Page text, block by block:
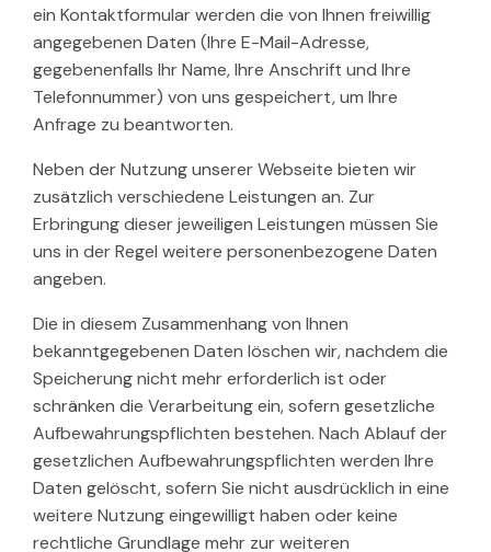
ein Kontaktformular werden die von Ihnen freiwillig
angegebenen Daten (Ihre E-Mail-Adresse,
gegebenenfalls Ihr Name, Ihre Anschrift und Ihre
Telefonnummer) von uns gespeichert, um Ihre
Anfrage zu beantworten.
Neben der Nutzung unserer Webseite bieten wir
zusätzlich verschiedene Leistungen an. Zur
Erbringung dieser jeweiligen Leistungen müssen Sie
uns in der Regel weitere personenbezogene Daten
angeben.
Die in diesem Zusammenhang von Ihnen
bekanntgegebenen Daten löschen wir, nachdem die
Speicherung nicht mehr erforderlich ist oder
schränken die Verarbeitung ein, sofern gesetzliche
Aufbewahrungspflichten bestehen. Nach Ablauf der
gesetzlichen Aufbewahrungspflichten werden Ihre
Daten gelöscht, sofern Sie nicht ausdrücklich in eine
weitere Nutzung eingewilligt haben oder keine
rechtliche Grundlage mehr zur weiteren